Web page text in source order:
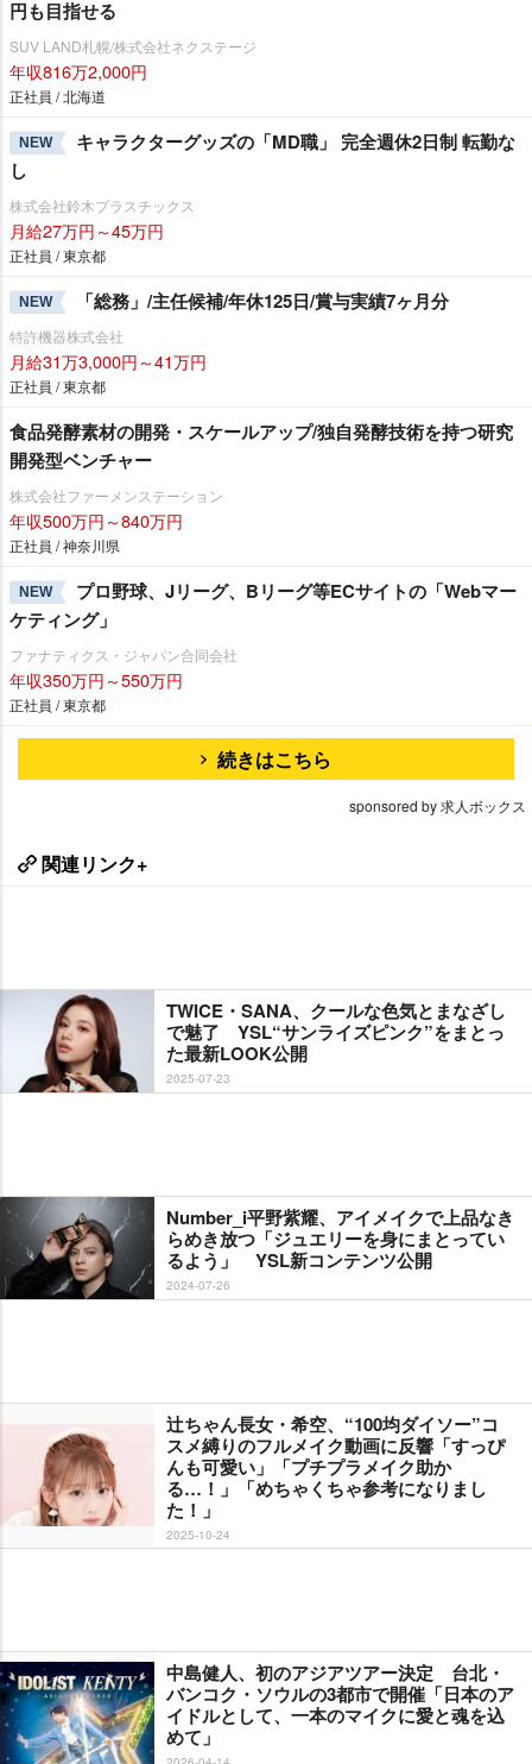
円も目指せる
SUV LAND札幌/株式会社ネクステージ
年収816万2,000円
正社員 / 北海道
NEW
キャラクターグッズの「MD職」 完全週休2日制 転勤な
し
株式会社鈴木プラスチックス
月給27万円～45万円
正社員 / 東京都
NEW 「総務」/主任候補/年休125日/賞与実績7ヶ月分
特許機器株式会社
月給31万3,000円～41万円
正社員 / 東京都
食品発酵素材の開発・スケールアップ/独自発酵技術を持つ研究
開発型ベンチャー
株式会社ファーメンステーション
年収500万円～840万円
正社員 / 神奈川県
NEW
プロ野球、Jリーグ、Bリーグ等ECサイトの「Webマー
ケティング」
ファナティクス・ジャパン合同会社
年収350万円～550万円
正社員 / 東京都
続きはこちら
sponsored by 求人ボックス
関連リンク+
TWICE・SANA、クールな色気とまなざし
で魅了 YSL“サンライズピンク”をまとっ
た最新LOOK公開
2025-07-23
Number_i平野紫耀、アイメイクで上品なき
らめき放つ「ジュエリーを身にまとってい
るよう」 YSL新コンテンツ公開
2024-07-26
辻ちゃん長女・希空、“100均ダイソー”コ
スメ縛りのフルメイク動画に反響「すっぴ
んも可愛い」「プチプラメイク助か
る…！」「めちゃくちゃ参考になりまし
た！」
2025-10-24
中島健人、初のアジアツアー決定 台北・
バンコク・ソウルの3都市で開催「日本のア
イドルとして、一本のマイクに愛と魂を込
めて」